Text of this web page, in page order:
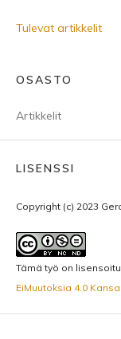
Tulevat artikkelit
OSASTO
Artikkelit
LISENSSI
Copyright (c) 2023
Tämä työ on lisensoitu
EiMuutoksia 4.0